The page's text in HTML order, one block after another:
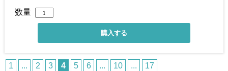
数量
1 ... 2 3 4 5 6 ... 10 ... 17